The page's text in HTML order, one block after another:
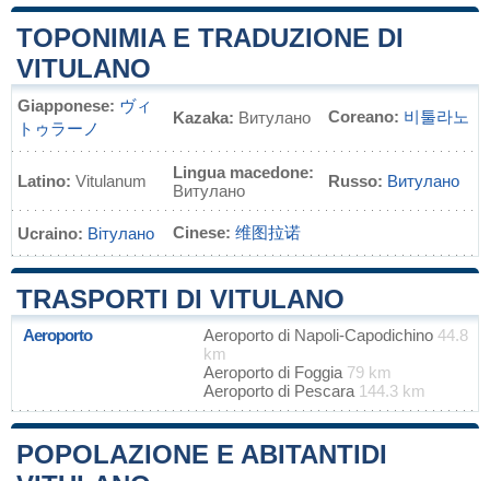
TOPONIMIA E TRADUZIONE DI
VITULANO
Giapponese: ヴィ
トゥラーノ
Kazaka: Витулано Coreano: 비툴라노
Latino: Vitulanum
Lingua macedone:
Витулано
Russo: Витулано
Ucraino: Вітулано Cinese: 维图拉诺
TRASPORTI DI VITULANO
Aeroporto Aeroporto di Napoli-Capodichino 44.8
km
Aeroporto di Foggia 79 km
Aeroporto di Pescara 144.3 km
POPOLAZIONE E ABITANTIDI